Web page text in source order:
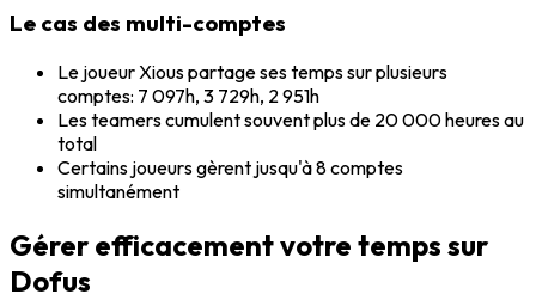
Le cas des multi-comptes
Le joueur Xious partage ses temps sur plusieurs
comptes: 7 097h, 3 729h, 2 951h
Les teamers cumulent souvent plus de 20 000 heures au
total
Certains joueurs gèrent jusqu'à 8 comptes
simultanément
Gérer efficacement votre temps sur
Dofus